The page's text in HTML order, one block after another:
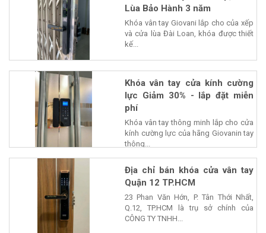
Lùa Bảo Hành 3 năm
Khóa vân tay Giovani lắp cho của xếp
và cửa lùa Đài Loan, khóa được thiết
kế...
Khóa vân tay cửa kính cường
lực Giảm 30% - lắp đặt miễn
phí
Khóa vân tay thông minh lắp cho cửa
kính cường lực của hãng Giovanin tay
thông...
Địa chỉ bán khóa cửa vân tay
Quận 12 TP.HCM
23 Phan Văn Hớn, P. Tân Thới Nhất,
Q.12, TP.HCM là trụ sở chính của
CÔNG TY TNHH...